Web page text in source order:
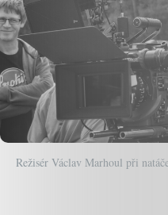
Režisér Václav Marhoul při